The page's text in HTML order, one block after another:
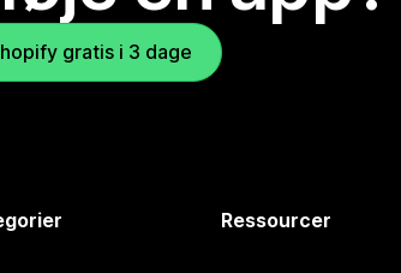
gratis i 3 dage
Ressourcer